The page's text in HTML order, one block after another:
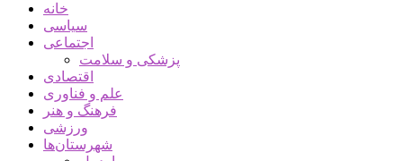
خانه
سیاسی
اجتماعی
پزشکی و سلامت
اقتصادی
علم و فناوری
فرهنگ و هنر
ورزشی
شهرستان‌ها